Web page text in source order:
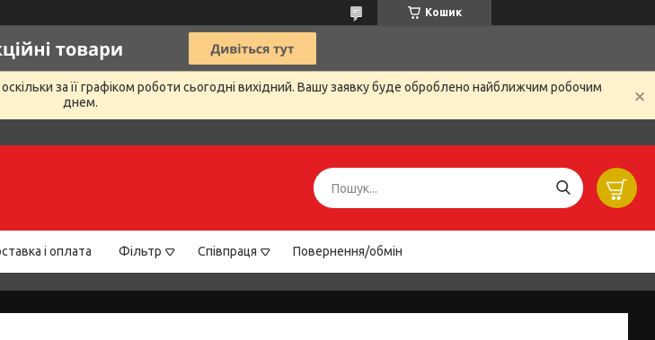
Кошик
за її графіком роботи сьогодні вихідний. Вашу заявку буде оброблено найближчим робочим
днем.
і оплата Фільтр Співпраця Повернення/обмін